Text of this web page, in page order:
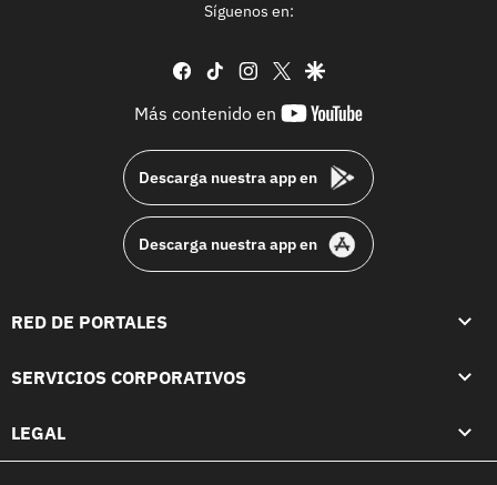
Síguenos en:
facebook
tiktok instagram
twittergoogle
Más contenido en
youtube-
Descarga nuestra app en
Descarga nuestra app en
RED DE PORTALES
SERVICIOS CORPORATIVOS
LEGAL